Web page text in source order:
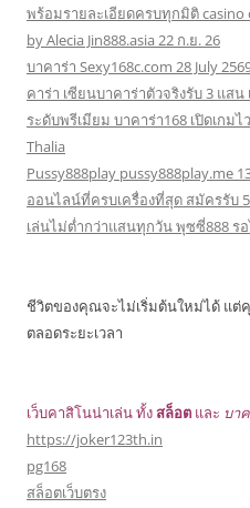
พร้อมรายละเอียดครบทุกมิติ casino
by Alecia Jin888.asia 22 ก.ย. 26
บาคาร่า Sexy168c.com 28 July
คาร่า เซียนบาคาร่าตัวจริงรับ 3 แส
ระดับพรีเมียม บาคาร่า168 เปิดเกม
Thalia
Pussy888play pussy888play.me
ออนไลน์ที่ครบเครื่องที่สุด สมัครรับ
เล่นไม่ต่ำกว่าแสนทุกวัน พุซซี่888 รอ
ชีวิตของคุณจะไม่เริ่มต้นใหม่ได้ แต่
ตลอดระยะเวลา
เว็บคาสิโนน่าเล่น ทั้งสล็อต และ บา
https://joker123th.in
pg168
สล็อตเว็บตรง